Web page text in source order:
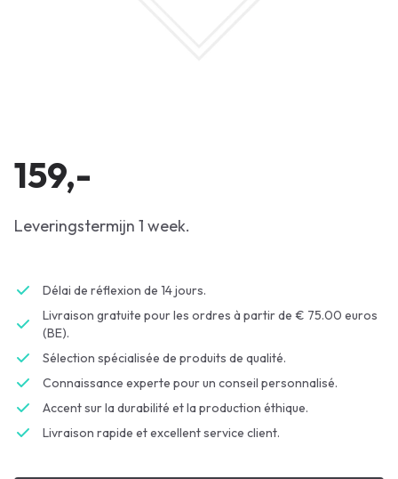
159,-
Leveringstermijn 1 week.
Délai de réflexion de 14 jours.
Livraison gratuite pour les ordres à partir de € 75.00 euros
(BE).
Sélection spécialisée de produits de qualité.
Connaissance experte pour un conseil personnalisé.
Accent sur la durabilité et la production éthique.
Livraison rapide et excellent service client.